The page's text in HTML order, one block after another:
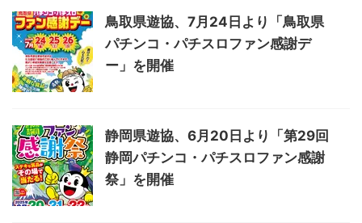
鳥取県遊協、7月24日より「鳥取県
パチンコ・パチスロファン感謝デ
ー」を開催
静岡県遊協、6月20日より「第29回
静岡パチンコ・パチスロファン感謝
祭」を開催